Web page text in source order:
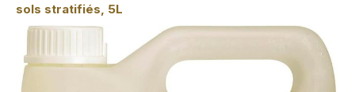
sols stratifiés, 5L